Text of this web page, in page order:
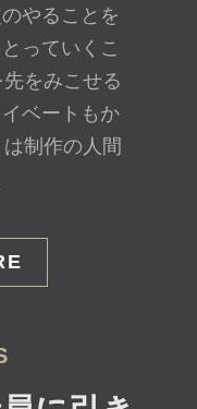
やることを
っていくこ
をみこせる
ベートもか
制作の人間